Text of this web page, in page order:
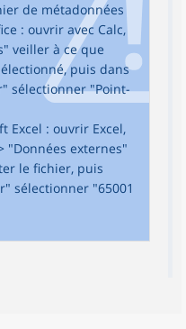
de métadonnées
: ouvrir avec Calc,
veiller à ce que
puis dans
sélectionner "Point-
Excel : ouvrir Excel,
"Données externes"
le fichier, puis
sélectionner "65001